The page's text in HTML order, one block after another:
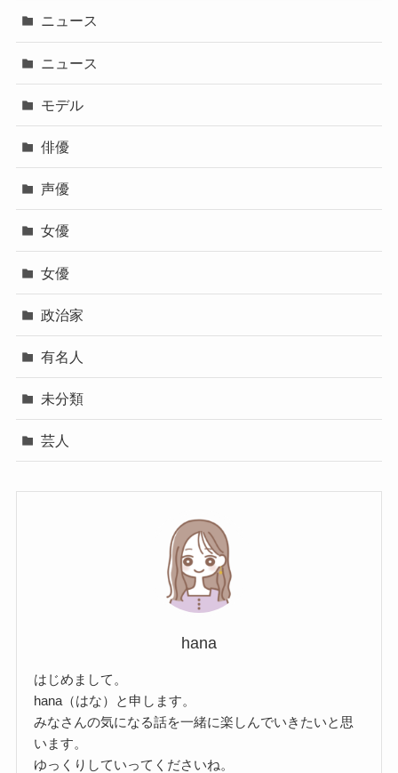
ニュース
ニュース
モデル
俳優
声優
女優
女優
政治家
有名人
未分類
芸人
hana
はじめまして。
hana（はな）と申します。
みなさんの気になる話を一緒に楽しんでいきたいと思
います。
ゆっくりしていってくださいね。